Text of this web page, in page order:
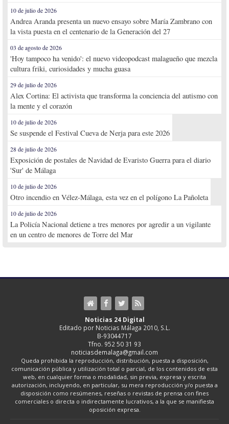
10 de julio de 2026
Andrea Aranda presenta un nuevo ensayo sobre María Zambrano con
la vista puesta en el centenario de la Generación del 27
03 de agosto de 2026
'Hoy tampoco ha venido': el nuevo videopodcast malagueño que mezcla
cultura friki, curiosidades y mucha guasa
29 de julio de 2026
Alex Cortina: El activista que transforma la conciencia del autismo con
la mente y el corazón
10 de julio de 2026
Se suspende el Festival Cueva de Nerja para este 2026
28 de julio de 2026
Exposición de postales de Navidad de Evaristo Guerra para el diario
'Sur' de Málaga
10 de julio de 2026
Otro incendio en Vélez-Málaga, esta vez en el polígono La Pañoleta
10 de julio de 2026
La Policía Nacional detiene a tres menores por agredir a un vigilante
en un centro de menores de Torre del Mar
Noticias 24 Digital
Editado por Noticias Málaga 2010, S.L.
B-93044717
Tfno. 952 50 31 93
noticiasdemalaga@gmail.com
Queda prohibida la reproducción, distribución, puesta a disposición,
comunicación pública y utilización total o parcial, de los contenidos de esta
web, en cualquier forma o modalidad, sin previa, expresa y escrita
autorización, incluyendo, en particular, su mera reproducción y/o puesta a
disposición como resúmenes, reseñas o revistas de prensa con fines
comerciales o directa o indirectamente lucrativos, a la que se manifiesta
oposición expresa.